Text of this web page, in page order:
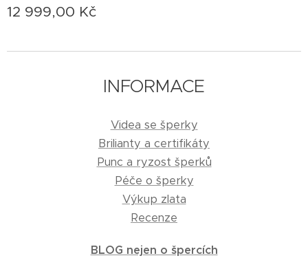
12 999,00 Kč
INFORMACE
Videa se šperky
Brilianty a certifikáty
Punc a ryzost šperků
Péče o šperky
Výkup zlata
Recenze
BLOG nejen o špercích